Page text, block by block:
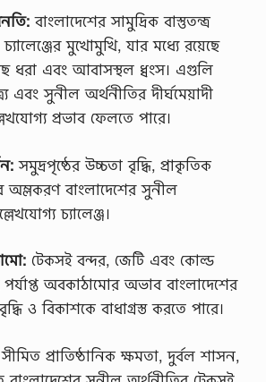
বাংলাদেশের সামুদ্রিক বাস্তুতন্ত্র
মুখোমুখি, যার মধ্যে রয়েছে
ধরা এবং আবাসস্থল ধ্বংস। এগুলি
এবং সুনীল অর্থনীতির দীর্ঘমেয়াদী
প্রভাব ফেলতে পারে।
সমুদ্রপৃষ্ঠের উচ্চতা বৃদ্ধি, প্রাকৃতিক
অম্লকরণ বাংলাদেশের সুনীল
চ্যালেঞ্জ।
টেকসই বন্দর, জেটি এবং কোল্ড
অবকাঠামোর অভাব বাংলাদেশের
ও বিকাশকে বাধাগ্রস্ত করতে পারে।
সীমিত প্রাতিষ্ঠানিক ক্ষমতা, দুর্বল শাসন,